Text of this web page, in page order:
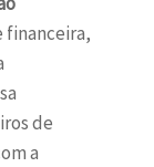
de
a